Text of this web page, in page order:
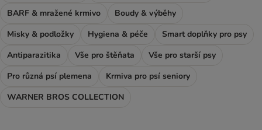
BARF & mražené krmivo
Boudy & výběhy
Misky & podložky
Hygiena & péče
Smart doplňky pro psy
Antiparazitika
Vše pro štěňata
Vše pro starší psy
Pro různá psí plemena
Krmiva pro psí seniory
WARNER BROS COLLECTION